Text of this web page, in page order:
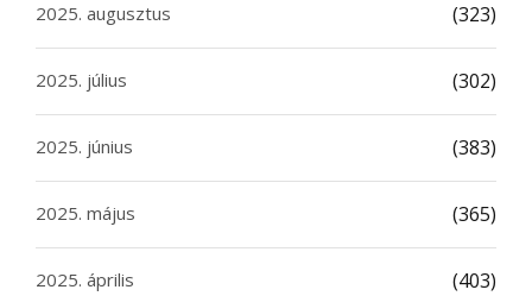
2025. augusztus (323)
2025. július (302)
2025. június (383)
2025. május (365)
2025. április (403)